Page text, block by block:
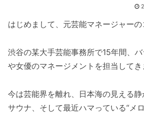
はじめまして、元芸能マネージャーの
渋谷の某大手芸能事務所で15年間、
や女優のマネージメントを担当してき
今は芸能界を離れ、日本海の見える
サウナ、そして最近ハマっている“メ